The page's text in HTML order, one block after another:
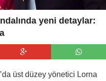
yeni detaylar:
üst düzey yönetici Lorna